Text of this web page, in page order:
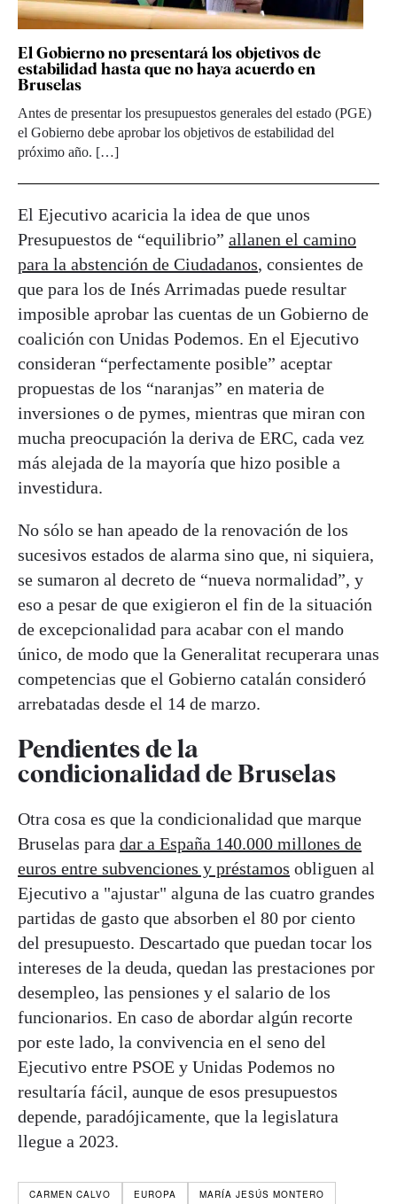
El Gobierno no presentará los objetivos de
estabilidad hasta que no haya acuerdo en
Bruselas
Antes de presentar los presupuestos generales del estado (PGE)
el Gobierno debe aprobar los objetivos de estabilidad del
próximo año. […]
El Ejecutivo acaricia la idea de que unos
Presupuestos de “equilibrio” allanen el camino
para la abstención de Ciudadanos, consientes de
que para los de Inés Arrimadas puede resultar
imposible aprobar las cuentas de un Gobierno de
coalición con Unidas Podemos. En el Ejecutivo
consideran “perfectamente posible” aceptar
propuestas de los “naranjas” en materia de
inversiones o de pymes, mientras que miran con
mucha preocupación la deriva de ERC, cada vez
más alejada de la mayoría que hizo posible a
investidura.
No sólo se han apeado de la renovación de los
sucesivos estados de alarma sino que, ni siquiera,
se sumaron al decreto de “nueva normalidad”, y
eso a pesar de que exigieron el fin de la situación
de excepcionalidad para acabar con el mando
único, de modo que la Generalitat recuperara unas
competencias que el Gobierno catalán consideró
arrebatadas desde el 14 de marzo.
Pendientes de la
condicionalidad de Bruselas
Otra cosa es que la condicionalidad que marque
Bruselas para dar a España 140.000 millones de
euros entre subvenciones y préstamos obliguen al
Ejecutivo a "ajustar" alguna de las cuatro grandes
partidas de gasto que absorben el 80 por ciento
del presupuesto. Descartado que puedan tocar los
intereses de la deuda, quedan las prestaciones por
desempleo, las pensiones y el salario de los
funcionarios. En caso de abordar algún recorte
por este lado, la convivencia en el seno del
Ejecutivo entre PSOE y Unidas Podemos no
resultaría fácil, aunque de esos presupuestos
depende, paradójicamente, que la legislatura
llegue a 2023.
CARMEN CALVO EUROPA
MARÍA JESÚS MONTERO